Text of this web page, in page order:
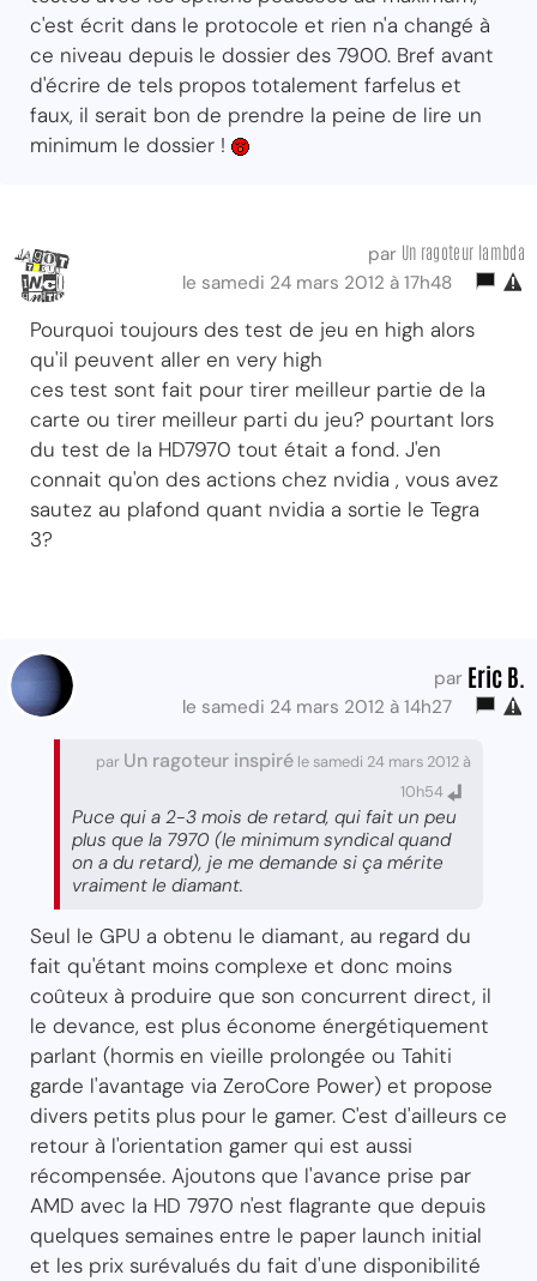
c'est écrit dans le protocole et rien n'a changé à
ce niveau depuis le dossier des 7900. Bref avant
d'écrire de tels propos totalement farfelus et
faux, il serait bon de prendre la peine de lire un
minimum le dossier !
par Un ragoteur lambda
le samedi 24 mars 2012 à 17h48
Pourquoi toujours des test de jeu en high alors
qu'il peuvent aller en very high
ces test sont fait pour tirer meilleur partie de la
carte ou tirer meilleur parti du jeu? pourtant lors
du test de la HD7970 tout était a fond. J'en
connait qu'on des actions chez nvidia , vous avez
sautez au plafond quant nvidia a sortie le Tegra
3?
par Eric B.
le samedi 24 mars 2012 à 14h27
par Un ragoteur inspiré le samedi 24 mars 2012 à
10h54
Puce qui a 2-3 mois de retard, qui fait un peu
plus que la 7970 (le minimum syndical quand
on a du retard), je me demande si ça mérite
vraiment le diamant.
Seul le GPU a obtenu le diamant, au regard du
fait qu'étant moins complexe et donc moins
coûteux à produire que son concurrent direct, il
le devance, est plus économe énergétiquement
parlant (hormis en vieille prolongée ou Tahiti
garde l'avantage via ZeroCore Power) et propose
divers petits plus pour le gamer. C'est d'ailleurs ce
retour à l'orientation gamer qui est aussi
récompensée. Ajoutons que l'avance prise par
AMD avec la HD 7970 n'est flagrante que depuis
quelques semaines entre le paper launch initial
et les prix surévalués du fait d'une disponibilité